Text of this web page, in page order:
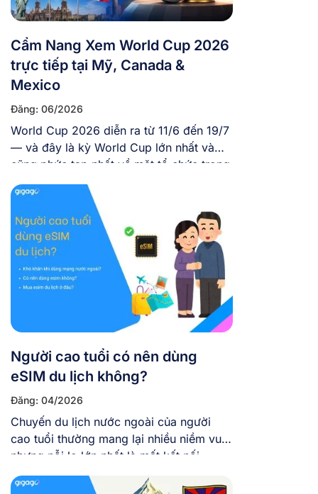
Cẩm Nang Xem World Cup 2026
trực tiếp tại Mỹ, Canada &
Mexico
Đăng: 06/2026
World Cup 2026 diễn ra từ 11/6 đến 19/7
— và đây là kỳ World Cup lớn nhất và
cũng phức tạp nhất về mặt tổ chức trong
lịch sử giải đấu với 48 đội tuyển tranh tài,
104 trận, diễn ra trên 3 quốc gia và tại 16
thành phố khác nhau. Nếu bạn […]
Người cao tuổi có nên dùng
eSIM du lịch không?
Đăng: 04/2026
Chuyến du lịch nước ngoài của người
cao tuổi thường mang lại nhiều niềm vui,
nhưng nỗi lo lớn nhất là mất kết nối –
không gọi về cho con cháu được, không
dùng Google Maps, dễ bị lạc. Chính vì